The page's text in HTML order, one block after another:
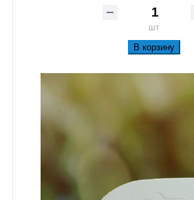
шт
В корзину